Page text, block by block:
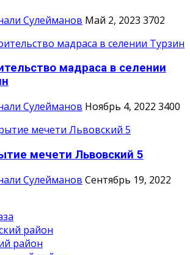
Сулейманов Май 2, 2023 3702
мадраса в селении
Сулейманов Ноябрь 4, 2022 3400
мечети Львовский 5
Сулейманов Сентябрь 19, 2022
район
район